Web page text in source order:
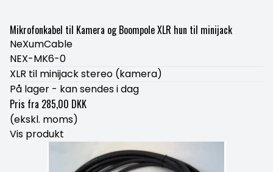
Mikrofonkabel til Kamera og Boompole XLR hun til minijack
NeXumCable
NEX-MK6-0
XLR til minijack stereo (kamera)
På lager - kan sendes i dag
Pris fra 285,00 DKK
(ekskl. moms)
Vis produkt